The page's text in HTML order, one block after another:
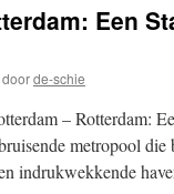
Een
doorde-schie
– Rotterdam:
metropool
indrukwekkende